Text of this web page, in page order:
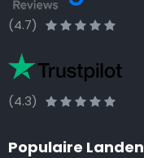
(4.7)
(4.3)
Populaire Landen